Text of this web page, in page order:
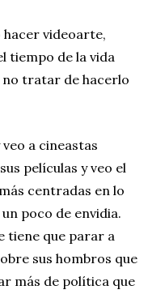
hacer videoarte,
tiempo de la vida
tratar de hacerlo
a cineastas
películas y veo el
centradas en lo
poco de envidia.
tiene que parar a
sus hombros que
más de política que